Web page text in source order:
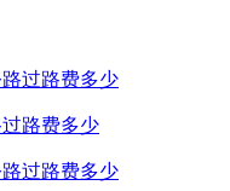
过路费多少
路费多少
过路费多少